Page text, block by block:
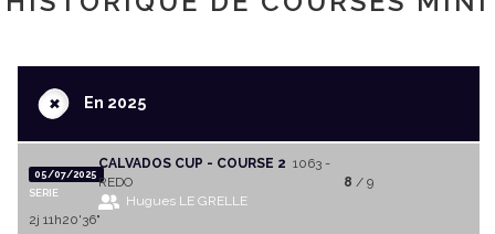
+En 2025
05/07/2025
SERIE
CALVADOS CUP - COURSE 2 1063 -
REDO
Hugues LE GRELLE
8 / 9
2j 11h20'36"